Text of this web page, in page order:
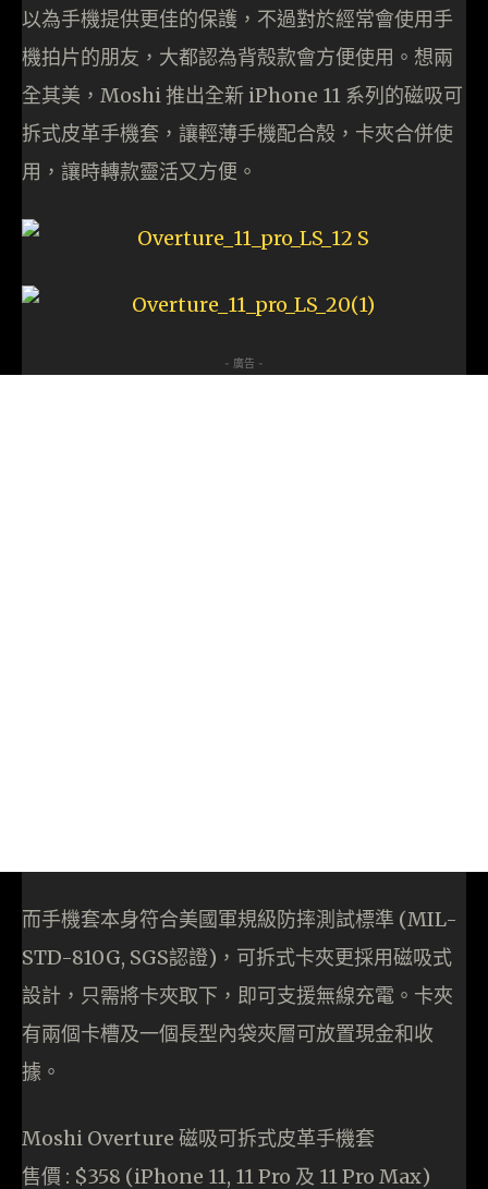
以為手機提供更佳的保護，不過對於經常會使用手
機拍片的朋友，大都認為背殻款會方便使用。想兩
全其美，Moshi 推出全新 iPhone 11 系列的磁吸可
拆式皮革手機套，讓輕薄手機配合殼，卡夾合併使
用，讓時轉款靈活又方便。
- 廣告 -
而手機套本身符合美國軍規級防摔測試標準 (MIL-
STD-810G, SGS認證)，可拆式卡夾更採用磁吸式
設計，只需將卡夾取下，即可支援無線充電。卡夾
有兩個卡槽及一個長型內袋夾層可放置現金和收
據。
Moshi Overture 磁吸可拆式皮革手機套
售價 : $358 (iPhone 11, 11 Pro 及 11 Pro Max)